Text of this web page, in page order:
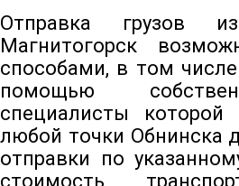
Отправка грузов
Магнитогорск
способами, в том
помощью
специалисты которой
любой точки Обнинска
отправки по
стоимость